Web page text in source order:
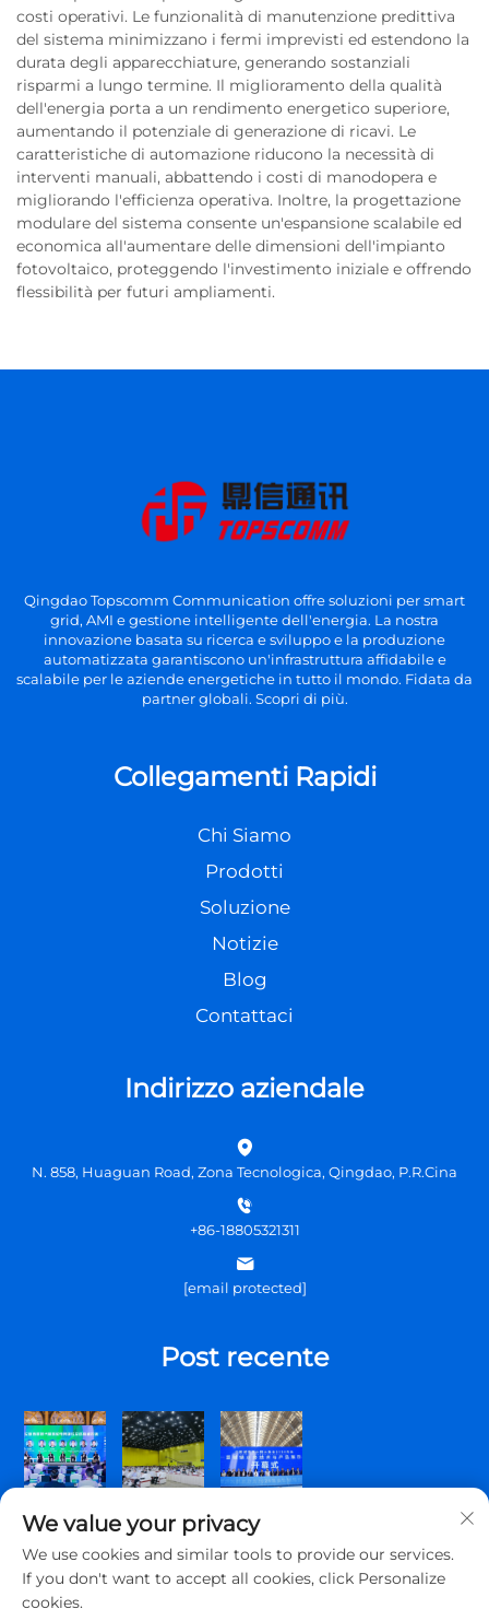
costi operativi. Le funzionalità di manutenzione predittiva
del sistema minimizzano i fermi imprevisti ed estendono la
durata degli apparecchiature, generando sostanziali
risparmi a lungo termine. Il miglioramento della qualità
dell'energia porta a un rendimento energetico superiore,
aumentando il potenziale di generazione di ricavi. Le
caratteristiche di automazione riducono la necessità di
interventi manuali, abbattendo i costi di manodopera e
migliorando l'efficienza operativa. Inoltre, la progettazione
modulare del sistema consente un'espansione scalabile ed
economica all'aumentare delle dimensioni dell'impianto
fotovoltaico, proteggendo l'investimento iniziale e offrendo
flessibilità per futuri ampliamenti.
Qingdao Topscomm Communication offre soluzioni per smart
grid, AMI e gestione intelligente dell'energia. La nostra
innovazione basata su ricerca e sviluppo e la produzione
automatizzata garantiscono un'infrastruttura affidabile e
scalabile per le aziende energetiche in tutto il mondo. Fidata da
partner globali. Scopri di più.
Collegamenti Rapidi
Chi Siamo
Prodotti
Soluzione
Notizie
Blog
Contattaci
Indirizzo aziendale
N. 858, Huaguan Road, Zona Tecnologica, Qingdao, P.R.Cina
+86-18805321311
[email protected]
Post recente
We value your privacy
We use cookies and similar tools to provide our services.
If you don't want to accept all cookies, click Personalize
cookies.